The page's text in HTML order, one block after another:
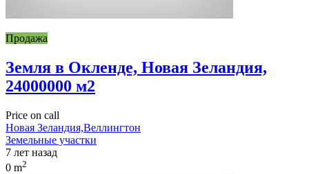
Продажа
Земля в Окленде, Новая Зеландия,
24000000 м2
Price on call
Новая Зеландия,Веллингтон
Земельные участки
7 лет назад
0 m2